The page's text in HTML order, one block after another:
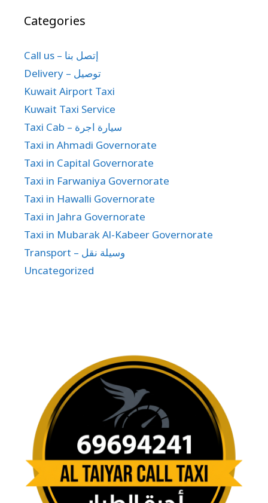
Categories
Call us – إتصل بنا
Delivery – توصيل
Kuwait Airport Taxi
Kuwait Taxi Service
Taxi Cab – سيارة اجرة
Taxi in Ahmadi Governorate
Taxi in Capital Governorate
Taxi in Farwaniya Governorate
Taxi in Hawalli Governorate
Taxi in Jahra Governorate
Taxi in Mubarak Al-Kabeer Governorate
Transport – وسيلة نقل
Uncategorized